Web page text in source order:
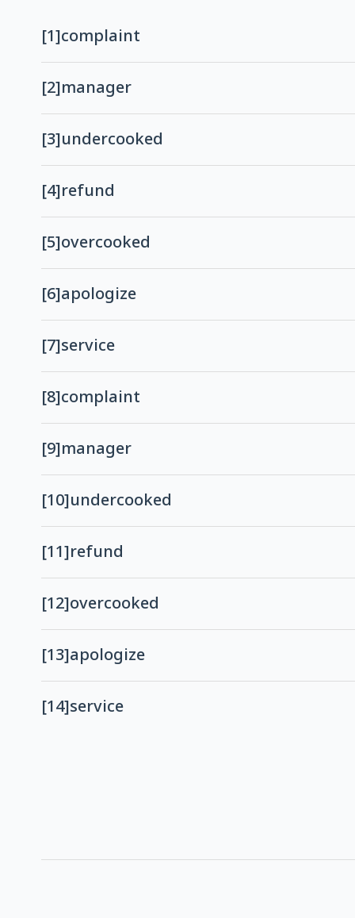
[1]complaint
[2]manager
[3]undercooked
[4]refund
[5]overcooked
[6]apologize
[7]service
[8]complaint
[9]manager
[10]undercooked
[11]refund
[12]overcooked
[13]apologize
[14]service